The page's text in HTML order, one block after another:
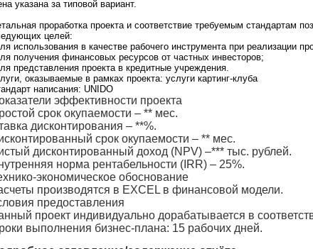
поможем! На портале
более 21000 готовых
при этом мы не ограничиваемся
материалами. По любой
теме мы всегда сможем
индивидуальное
. Обращайтесь для
по телефонкм+7(495)920-
6121
Ответ:
рабочие дни с 9 до 18 по московскому
времени. Срок ответа на заявки не
1-2 часов. Если с Вами не связались,
проверьте почту, Вы получили
телефоном Вашего персонального
менеджера. Свяжитесь с ним
самостоятельно и задайте
Вас вопросы. Или обратитесь по
телефону +7(495)920-6198, +7(903)799-
6121
а
н
н
ы
й
о
т
ч
ё
т
В
а
м
н
е
п
о
д
х
о
д
и
указана за типовой вариант.
проработка проекта и соответствие требуемым стандартам
целей:
использования в качестве рабочего инструмента при реализации
получения финансовых ресурсов от частных инвесторов;
представления проекта в кредитные учреждения.
оказываемые в рамках проекта: услуги картинг-клуба
написания: UNIDO
эффективности проекта
срок окупаемости – ** мес.
дисконтирования – **%.
срок окупаемости – ** мес.
дисконтированный доход (NPV) –*** тыс. рублей.
норма рентабельности (IRR) – 25%.
экономическое обоснование
производятся в EXCEL в финансовой модели.
предоставления
проект индивидуально дорабатывается в
выполнения бизнес-плана: 15 рабочих дней.